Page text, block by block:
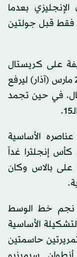
بعدما
فقط قبل جولتين
على كريستال
بالاس في اللقاء المؤجل بينهما من 21 مارس (آذار) ليرفع
نقطة مقابل 79 لآرسنال، في حين تجمد
الأساسية
إنجلترا غداً
على بالاس وكان
نجم خط الوسط
الأساسية
حاسمتين